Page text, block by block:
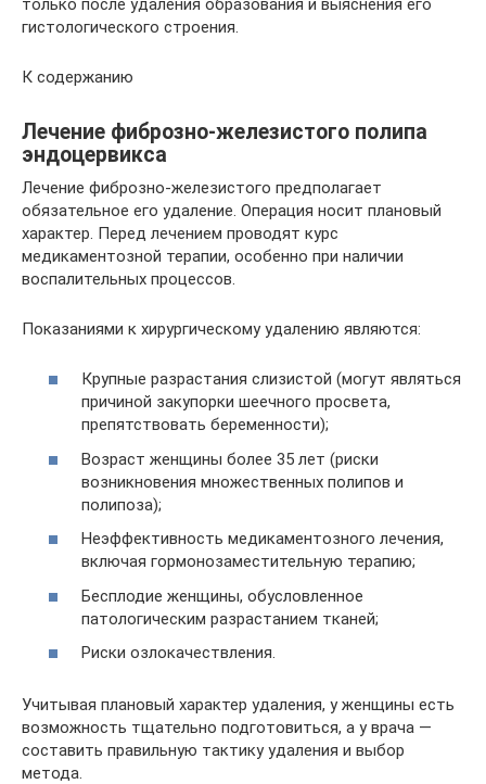
гистологического строения.
К содержанию
Лечение фиброзно-железистого полипа
эндоцервикса
Лечение фиброзно-железистого предполагает
обязательное его удаление. Операция носит плановый
характер. Перед лечением проводят курс
медикаментозной терапии, особенно при наличии
воспалительных процессов.
Показаниями к хирургическому удалению являются:
Крупные разрастания слизистой (могут являться
причиной закупорки шеечного просвета,
препятствовать беременности);
Возраст женщины более 35 лет (риски
возникновения множественных полипов и
полипоза);
Неэффективность медикаментозного лечения,
включая гормонозаместительную терапию;
Бесплодие женщины, обусловленное
патологическим разрастанием тканей;
Риски озлокачествления.
Учитывая плановый характер удаления, у женщины есть
возможность тщательно подготовиться, а у врача —
составить правильную тактику удаления и выбор
метода.